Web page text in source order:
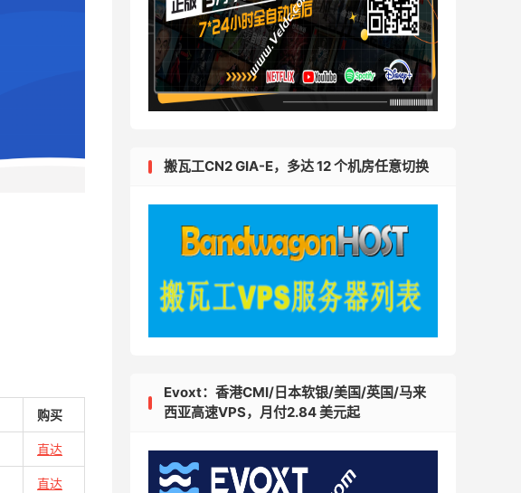
购买
直达
直达
搬瓦工CN2 GIA-E，多达 12 个机房任意切换
Evoxt：香港CMI/日本软银/美国/英国/马来
西亚高速VPS，月付2.84 美元起